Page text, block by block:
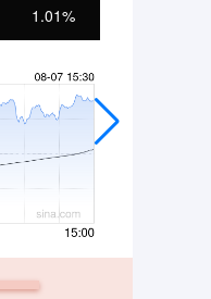
1.01%